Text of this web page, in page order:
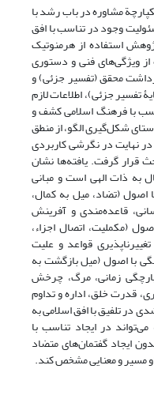
مشاوره در باب رشد با
وجود در تناسب با افق
استفاده از هرمنوتیک
ویژگی‌‌های فنی و دستوری
محقق (تفسیر جزئی) و
تفسیر جزئی)، اطلاعات لازم
با فرهنگ اسلامی کشف و
شکل‌گیری الگو، از منطق
نهایت در نگرشی کاربردی
قرار گرفت. یافته‌ها نشان
به ذات الهی است و مبانی
(تضاد، میل به کمال،
قاعده‌مندی و آفرینش
(مکملیت، اتصال اجزاء،
قواعد و علیت
با اصول (میل بازگشت به
زمانی، مرگ، چرخش
قدرت خلق، اداره و تداوم
در تلفیق با افق اسلامی به
در ایجاد تناسب با
ایجاد گفتمان‌های متضاد
مسیر و معنایی مشخص کند.